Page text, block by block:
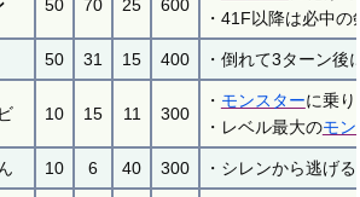
50 70 25 600
・41F以降は必中
50 31 15 400 ・倒れて3ターン後
10 15 11 300
・ モンスターに乗
・レベル最大のモン
10 6 40 300 ・シレンから逃げ